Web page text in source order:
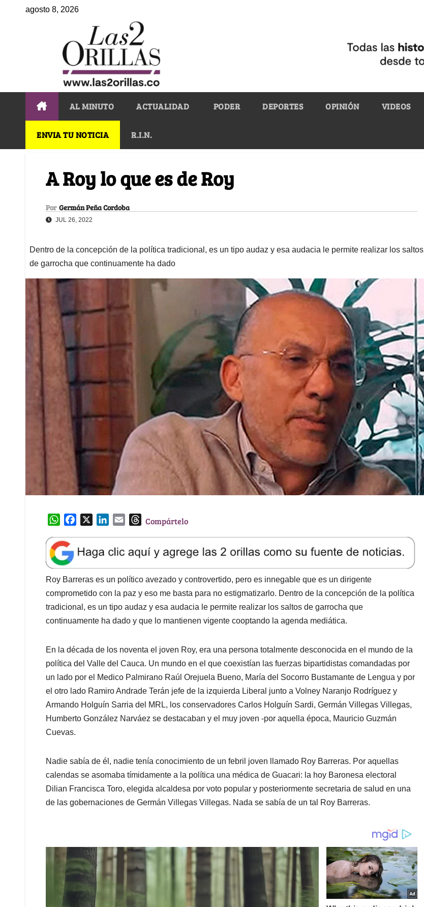
agosto 8, 2026
AL MINUTO ACTUALIDAD PODER DEPORTES OPINIÓN VIDEOS
ENVIA TU NOTICIA R.I.N.
A Roy lo que es de Roy
Por Germán Peña Cordoba
JUL 26, 2022
Dentro de la concepción de la política tradicional, es un tipo audaz y esa audacia le permite realizar los saltos
de garrocha que continuamente ha dado
W
a
t
s
A
p
p
e
b
o
o
k
k
e
d
I
n
l
T
e
a
d
s
Compártelo
Roy Barreras es un político avezado y controvertido, pero es innegable que es un dirigente
comprometido con la paz y eso me basta para no estigmatizarlo. Dentro de la concepción de la política
tradicional, es un tipo audaz y esa audacia le permite realizar los saltos de garrocha que
continuamente ha dado y que lo mantienen vigente cooptando la agenda mediática.
En la década de los noventa el joven Roy, era una persona totalmente desconocida en el mundo de la
política del Valle del Cauca. Un mundo en el que coexistían las fuerzas bipartidistas comandadas por
un lado por el Medico Palmirano Raúl Orejuela Bueno, María del Socorro Bustamante de Lengua y por
el otro lado Ramiro Andrade Terán jefe de la izquierda Liberal junto a Volney Naranjo Rodríguez y
Armando Holguín Sarria del MRL, los conservadores Carlos Holguín Sardi, Germán Villegas Villegas,
Humberto González Narváez se destacaban y el muy joven -por aquella época, Mauricio Guzmán
Cuevas.
Nadie sabía de él, nadie tenía conocimiento de un febril joven llamado Roy Barreras. Por aquellas
calendas se asomaba tímidamente a la política una médica de Guacari: la hoy Baronesa electoral
Dilian Francisca Toro, elegida alcaldesa por voto popular y posteriormente secretaria de salud en una
de las gobernaciones de Germán Villegas Villegas. Nada se sabía de un tal Roy Barreras.